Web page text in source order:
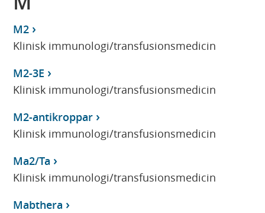
M2
Klinisk immunologi/transfusionsmedicin
M2-3E
Klinisk immunologi/transfusionsmedicin
M2-antikroppar
Klinisk immunologi/transfusionsmedicin
Ma2/Ta
Klinisk immunologi/transfusionsmedicin
Mabthera